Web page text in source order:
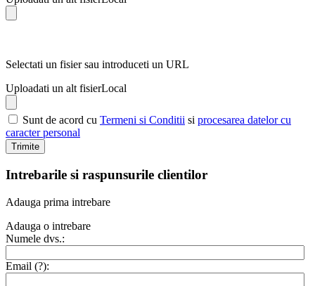
Selectati un fisier sau introduceti un URL
Uploadati un alt fisierLocal
Sunt de acord cu Termeni si Conditii si procesarea datelor cu
caracter personal
Trimite
Intrebarile si raspunsurile clientilor
Adauga prima intrebare
Adauga o intrebare
Numele dvs.:
Email (?):